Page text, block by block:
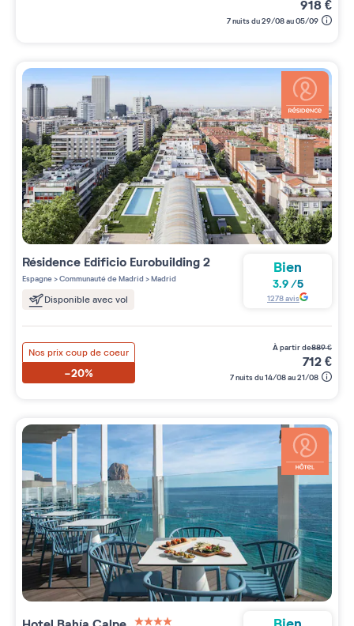
918€
7 nuits du 29/08 au 05/09
Résidence Edificio Eurobuilding 2
Espagne>Communauté de Madrid>Madrid
Disponible avec vol
Bien
3.9 /5
1278avis
Nos prix coup de coeur
-20%
à partir de889€
712€
7 nuits du 14/08 au 21/08